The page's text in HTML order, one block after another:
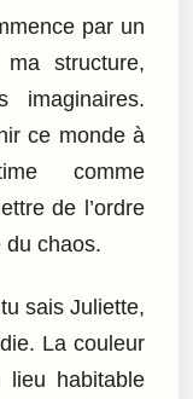
par un
structure,
imaginaires.
ce monde à
comme
de l’ordre
du chaos.
sais Juliette,
La couleur
lieu habitable